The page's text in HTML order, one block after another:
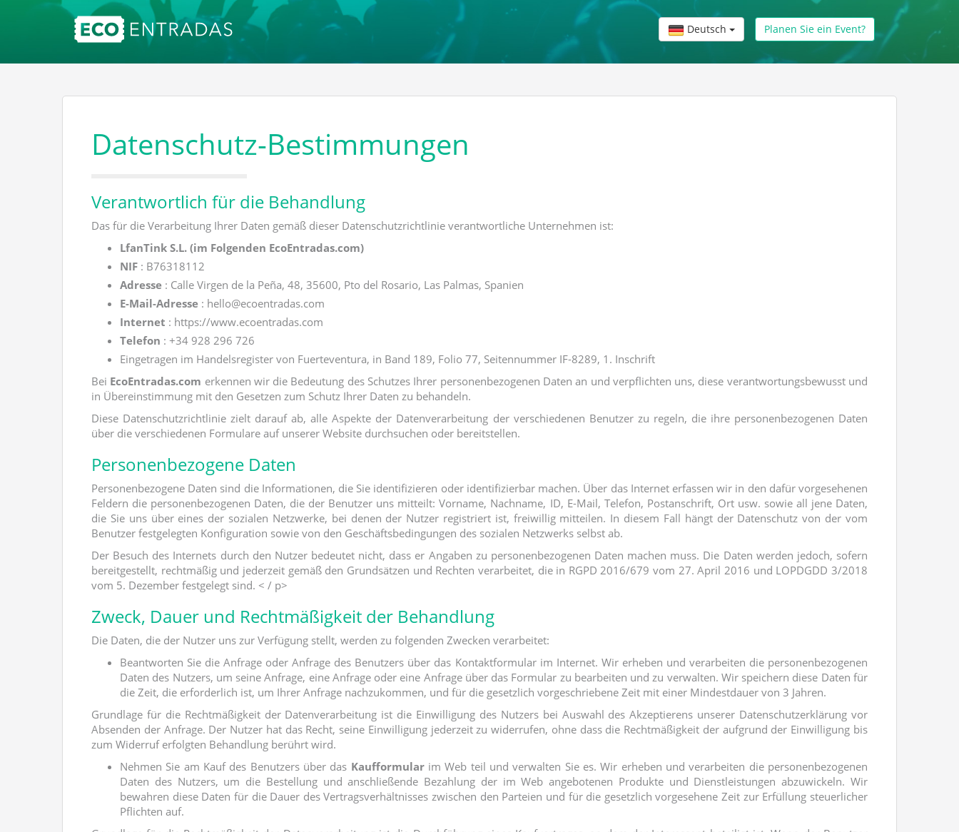
Deutsch Planen Sie ein Event?
Datenschutz-Bestimmungen
Verantwortlich für die Behandlung
Das für die Verarbeitung Ihrer Daten gemäß dieser Datenschutzrichtlinie verantwortliche Unternehmen ist:
LfanTink S.L. (im Folgenden EcoEntradas.com)
NIF : B76318112
Adresse : Calle Virgen de la Peña, 48, 35600, Pto del Rosario, Las Palmas, Spanien
E-Mail-Adresse : hello@ecoentradas.com
Internet : https://www.ecoentradas.com
Telefon : +34 928 296 726
Eingetragen im Handelsregister von Fuerteventura, in Band 189, Folio 77, Seitennummer IF-8289, 1. Inschrift
Bei EcoEntradas.com erkennen wir die Bedeutung des Schutzes Ihrer personenbezogenen Daten an und verpflichten uns, diese verantwortungsbewusst und
in Übereinstimmung mit den Gesetzen zum Schutz Ihrer Daten zu behandeln.
Diese Datenschutzrichtlinie zielt darauf ab, alle Aspekte der Datenverarbeitung der verschiedenen Benutzer zu regeln, die ihre personenbezogenen Daten
über die verschiedenen Formulare auf unserer Website durchsuchen oder bereitstellen.
Personenbezogene Daten
Personenbezogene Daten sind die Informationen, die Sie identifizieren oder identifizierbar machen. Über das Internet erfassen wir in den dafür vorgesehenen
Feldern die personenbezogenen Daten, die der Benutzer uns mitteilt: Vorname, Nachname, ID, E-Mail, Telefon, Postanschrift, Ort usw. sowie all jene Daten,
die Sie uns über eines der sozialen Netzwerke, bei denen der Nutzer registriert ist, freiwillig mitteilen. In diesem Fall hängt der Datenschutz von der vom
Benutzer festgelegten Konfiguration sowie von den Geschäftsbedingungen des sozialen Netzwerks selbst ab.
Der Besuch des Internets durch den Nutzer bedeutet nicht, dass er Angaben zu personenbezogenen Daten machen muss. Die Daten werden jedoch, sofern
bereitgestellt, rechtmäßig und jederzeit gemäß den Grundsätzen und Rechten verarbeitet, die in RGPD 2016/679 vom 27. April 2016 und LOPDGDD 3/2018
vom 5. Dezember festgelegt sind. < / p>
Zweck, Dauer und Rechtmäßigkeit der Behandlung
Die Daten, die der Nutzer uns zur Verfügung stellt, werden zu folgenden Zwecken verarbeitet:
Beantworten Sie die Anfrage oder Anfrage des Benutzers über das Kontaktformular im Internet. Wir erheben und verarbeiten die personenbezogenen
Daten des Nutzers, um seine Anfrage, eine Anfrage oder eine Anfrage über das Formular zu bearbeiten und zu verwalten. Wir speichern diese Daten für
die Zeit, die erforderlich ist, um Ihrer Anfrage nachzukommen, und für die gesetzlich vorgeschriebene Zeit mit einer Mindestdauer von 3 Jahren.
Grundlage für die Rechtmäßigkeit der Datenverarbeitung ist die Einwilligung des Nutzers bei Auswahl des Akzeptierens unserer Datenschutzerklärung vor
Absenden der Anfrage. Der Nutzer hat das Recht, seine Einwilligung jederzeit zu widerrufen, ohne dass die Rechtmäßigkeit der aufgrund der Einwilligung bis
zum Widerruf erfolgten Behandlung berührt wird.
Nehmen Sie am Kauf des Benutzers über das Kaufformular im Web teil und verwalten Sie es. Wir erheben und verarbeiten die personenbezogenen
Daten des Nutzers, um die Bestellung und anschließende Bezahlung der im Web angebotenen Produkte und Dienstleistungen abzuwickeln. Wir
bewahren diese Daten für die Dauer des Vertragsverhältnisses zwischen den Parteien und für die gesetzlich vorgesehene Zeit zur Erfüllung steuerlicher
Pflichten auf.